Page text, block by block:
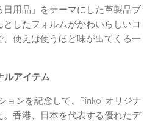
日用品」をテーマにした革製品ブ
したフォルムがかわいらしいコ
使えば使うほど味が出てくる一
ルアイテム
ョンを記念して、Pinkoi オリジナ
香港、日本を代表する優れたデ